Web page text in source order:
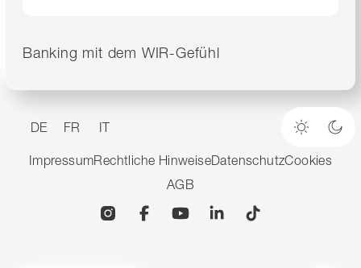
Banking mit dem WIR-Gefühl
DE FR IT
Heller
ImpressumRechtliche HinweiseDatenschutzCookies
AGB
InstagramFacebookYouTubeLinkedin